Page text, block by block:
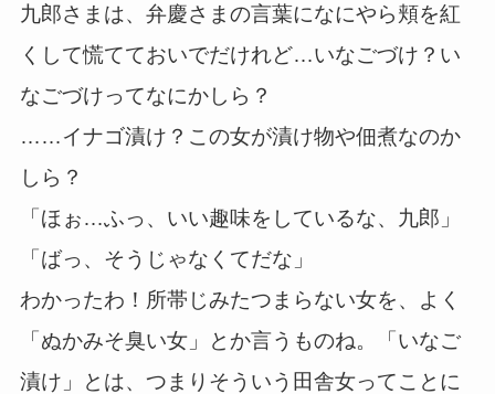
九郎さまは、弁慶さまの言葉になにやら頬を紅
くして慌てておいでだけれど…いなごづけ？い
なごづけってなにかしら？
……イナゴ漬け？この女が漬け物や佃煮なのか
しら？
「ほぉ…ふっ、いい趣味をしているな、九郎」
「ばっ、そうじゃなくてだな」
わかったわ！所帯じみたつまらない女を、よく
「ぬかみそ臭い女」とか言うものね。「いなご
漬け」とは、つまりそういう田舎女ってことに